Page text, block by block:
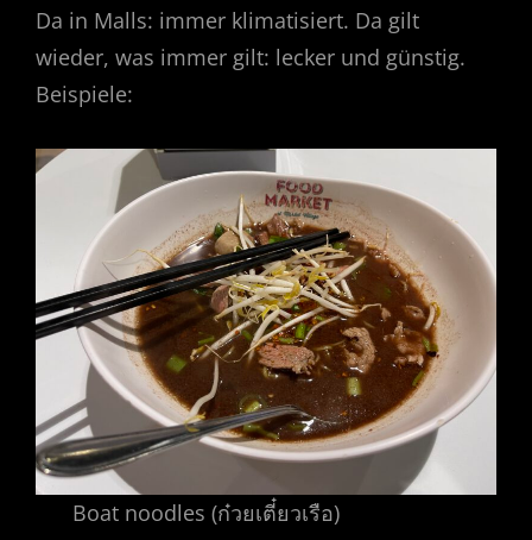
Da in Malls: immer klimatisiert. Da gilt
wieder, was immer gilt: lecker und günstig.
Beispiele:
Boat noodles (ก๋วยเตี๋ยวเรือ)